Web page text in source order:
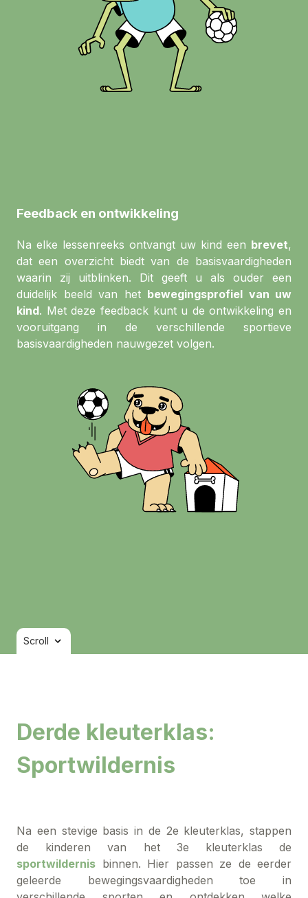
Feedback en ontwikkeling
Na elke lessenreeks ontvangt uw kind een brevet,
dat een overzicht biedt van de basisvaardigheden
waarin zij uitblinken. Dit geeft u als ouder een
duidelijk beeld van het bewegingsprofiel van uw
kind. Met deze feedback kunt u de ontwikkeling en
vooruitgang in de verschillende sportieve
basisvaardigheden nauwgezet volgen.
Scroll
Derde kleuterklas:
Sportwildernis
Na een stevige basis in de 2e kleuterklas, stappen
de kinderen van het 3e kleuterklas de
sportwildernis binnen. Hier passen ze de eerder
geleerde bewegingsvaardigheden toe in